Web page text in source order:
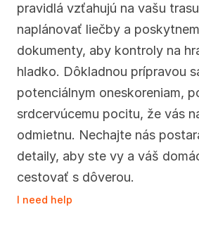
pravidlá vzťahujú na vašu
naplánovať liečby a
dokumenty, aby kontroly na
hladko. Dôkladnou prípravou
potenciálnym oneskoreniam,
srdcervúcemu pocitu, že vás
odmietnu. Nechajte nás
detaily, aby ste vy a váš
cestovať s dôverou.
I need help